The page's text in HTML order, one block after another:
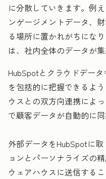
に分散していきます。例
ンゲージメントデータ、
る場所に置かれがちにな
は、社内全体のデータが集
HubSpotとクラウドデー
を包括的に把握できるよ
ウスとの双方向連携によ
で顧客データが自動的に同
外部データをHubSpotに
ョンとパーソナライズの
ウェアハウスに送信する